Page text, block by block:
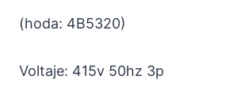
(hoda: 4B5320)
Voltaje: 415v 50hz 3p